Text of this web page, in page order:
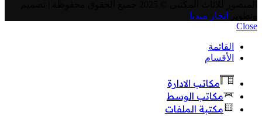
انجاز ميديا
Close
القائمة
الأقسام
مكاتب الادارة
مكاتب الوسط
مكتبة الملفات